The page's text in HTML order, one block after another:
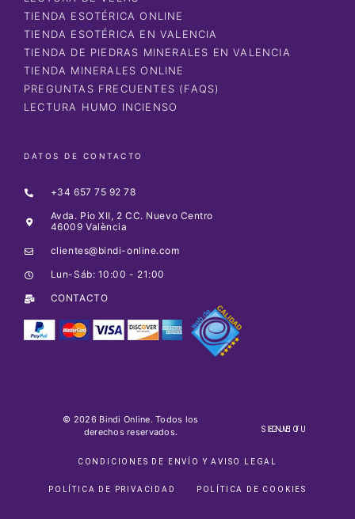
TIENDA ESOTÉRICA ONLINE
TIENDA ESOTÉRICA EN VALENCIA
TIENDA DE PIEDRAS MINERALES EN VALENCIA
TIENDA MINERALES ONLINE
PREGUNTAS FRECUENTES (FAQS)
LECTURA HUMO INCIENSO
DATOS DE CONTACTO
+34 657 75 92 78
Avda. Pio XII, 2 CC. Nuevo Centro
46009 València
clientes@bindi-online.com
Lun-Sáb: 10:00 - 21:00
CONTACTO
© 2026 Bindi Online. Todos los
derechos reservados.
SIGUE TU ENVIO
CONDICIONES DE ENVÍO Y AVISO LEGAL
POLÍTICA DE PRIVACIDAD POLÍTICA DE COOKIES